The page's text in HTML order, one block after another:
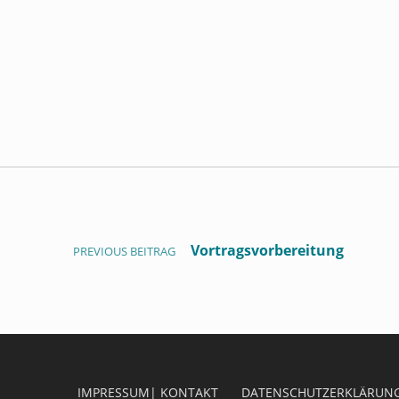
Beitragsnavigation
PREVIOUS BEITRAG Vortragsvorbereitung
IMPRESSUM| KONTAKT